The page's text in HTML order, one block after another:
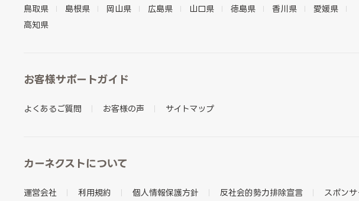
鳥取県
島根県 岡山県 広島県 山口県 徳島県 香川県
愛媛県
高知県
お客様サポートガイド
よくあるご質問 お客様の声 サイトマップ
カーネクストについて
運営会社 利用規約 個人情報保護方針 反社会的勢力排除宣言 スポン